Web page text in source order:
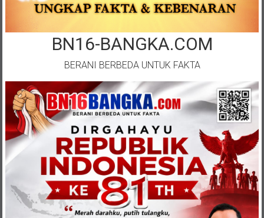
BN16-BANGKA.COM
BERANI BERBEDA UNTUK FAKTA